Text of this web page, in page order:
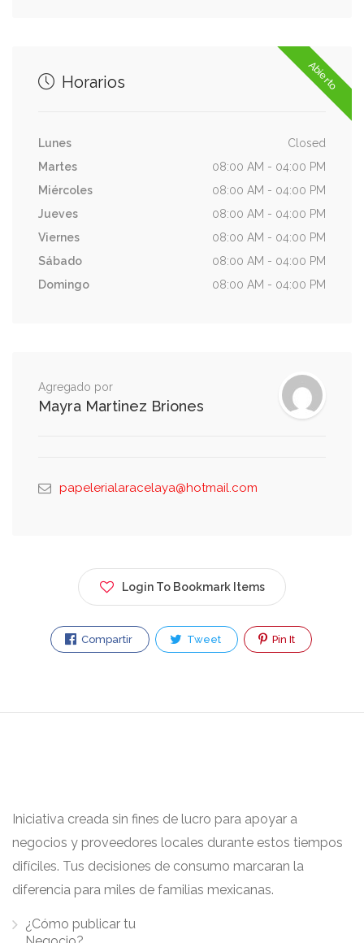
Abierto
Horarios
Lunes
Closed
Martes
08:00 AM - 04:00 PM
Miércoles
08:00 AM - 04:00 PM
Jueves
08:00 AM - 04:00 PM
Viernes
08:00 AM - 04:00 PM
Sábado
08:00 AM - 04:00 PM
Domingo
08:00 AM - 04:00 PM
Agregado por
Mayra Martinez Briones
papelerialaracelaya@hotmail.com
Login To Bookmark Items
Compartir Tweet Pin It
Iniciativa creada sin fines de lucro para apoyar a
negocios y proveedores locales durante estos tiempos
difíciles. Tus decisiones de consumo marcaran la
diferencia para miles de familias mexicanas.
¿Cómo publicar tu